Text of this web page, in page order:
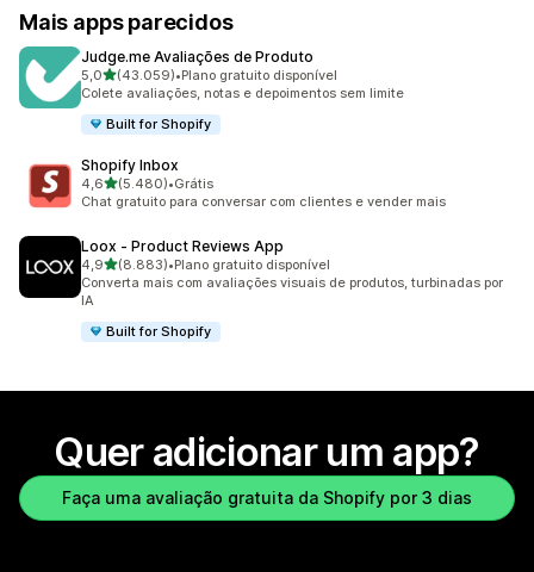
Mais apps parecidos
Judge.me Avaliações de Produto
5,0de 5 estrelas
(43.059)
43059 avaliações ao todo
•Plano gratuito disponível
Colete avaliações, notas e depoimentos sem limite
Built for Shopify
Shopify Inbox
4,6de 5 estrelas
(5.480)
5480 avaliações ao todo
•Grátis
Chat gratuito para conversar com clientes e vender mais
Loox ‑ Product Reviews App
4,9de 5 estrelas
(8.883)
8883 avaliações ao todo
•Plano gratuito disponível
Converta mais com avaliações visuais de produtos, turbinadas por
IA
Built for Shopify
Quer adicionar um app?
Faça uma avaliação gratuita da Shopify por 3 dias